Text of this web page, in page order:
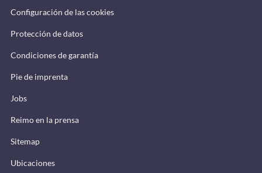
Configuración de las cookies
Protección de datos
Condiciones de garantía
Pie de imprenta
Jobs
Reimo en la prensa
Sitemap
Ubicaciones